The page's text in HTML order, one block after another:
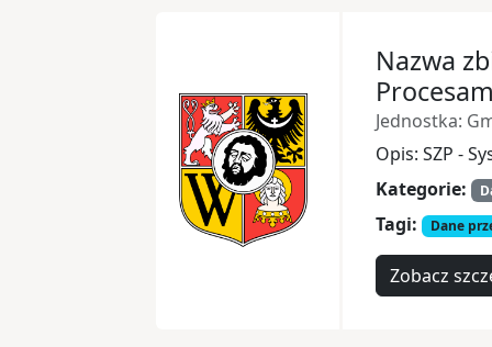
Nazwa
Jednostka:
Opis: SZP -
Kategorie:
Tagi: Dane
Zobacz